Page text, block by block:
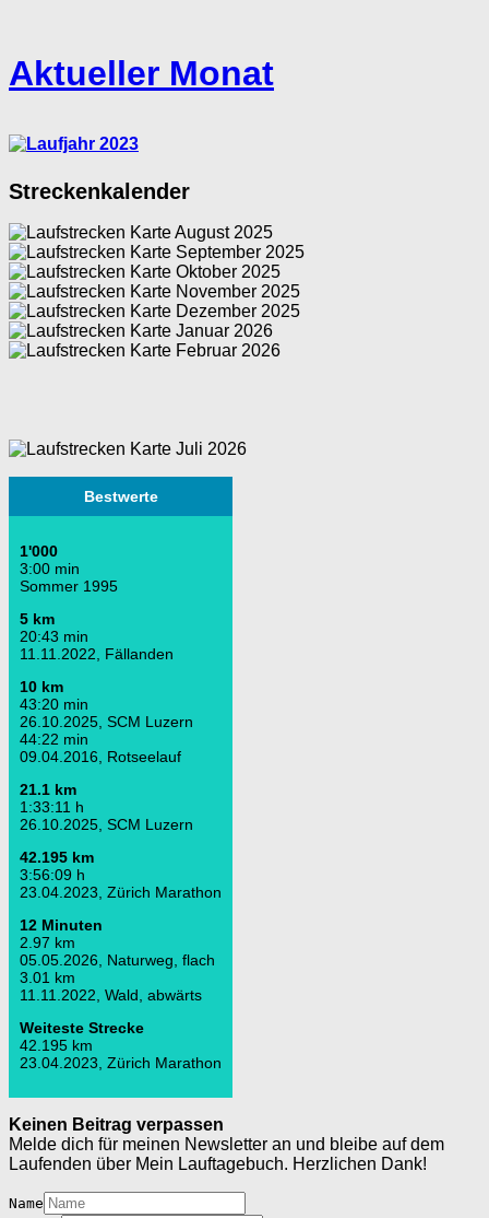
Aktueller Monat
Streckenkalender
Bestwerte
1'000
3:00 min
Sommer 1995
5 km
20:43 min
11.11.2022, Fällanden
10 km
43:20 min
26.10.2025, SCM Luzern
44:22 min
09.04.2016, Rotseelauf
21.1 km
1:33:11 h
26.10.2025, SCM Luzern
42.195 km
3:56:09 h
23.04.2023, Zürich Marathon
12 Minuten
2.97 km
05.05.2026, Naturweg, flach
3.01 km
11.11.2022, Wald, abwärts
Weiteste Strecke
42.195 km
23.04.2023, Zürich Marathon
Keinen Beitrag verpassen
Melde dich für meinen Newsletter an und bleibe auf dem
Laufenden über Mein Lauftagebuch. Herzlichen Dank!
Name